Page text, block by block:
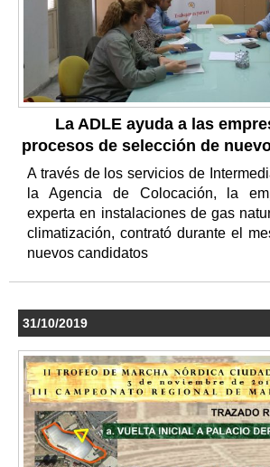
La ADLE ayuda a las
procesos de selección de
A través de los servicios de
la Agencia de Colocación, la
experta en instalaciones de gas
climatización, contrató durante el
nuevos candidatos
31/10/2019